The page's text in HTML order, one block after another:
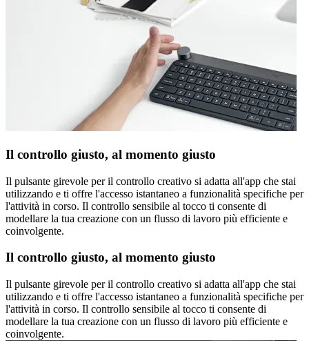
Il controllo giusto, al momento giusto
Il pulsante girevole per il controllo creativo si adatta all'app che stai
utilizzando e ti offre l'accesso istantaneo a funzionalità specifiche per
l'attività in corso. Il controllo sensibile al tocco ti consente di
modellare la tua creazione con un flusso di lavoro più efficiente e
coinvolgente.
Il controllo giusto, al momento giusto
Il pulsante girevole per il controllo creativo si adatta all'app che stai
utilizzando e ti offre l'accesso istantaneo a funzionalità specifiche per
l'attività in corso. Il controllo sensibile al tocco ti consente di
modellare la tua creazione con un flusso di lavoro più efficiente e
coinvolgente.